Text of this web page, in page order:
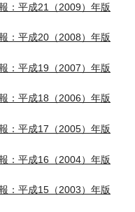
：平成21（2009）年版
：平成20（2008）年版
：平成19（2007）年版
：平成18（2006）年版
：平成17（2005）年版
：平成16（2004）年版
：平成15（2003）年版